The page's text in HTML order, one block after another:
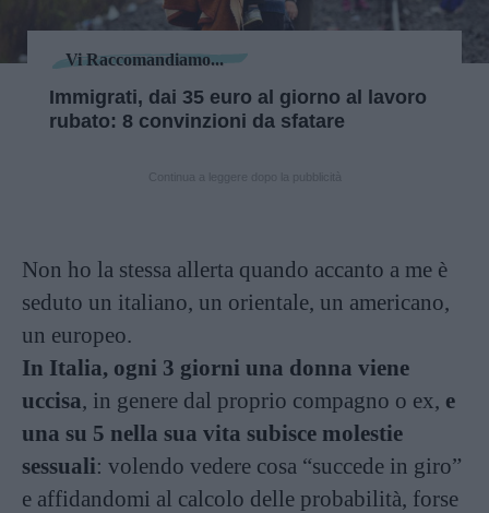
Vi Raccomandiamo...
Immigrati, dai 35 euro al giorno al lavoro
rubato: 8 convinzioni da sfatare
Non ho la stessa allerta quando accanto a me è
seduto un italiano, un orientale, un americano,
un europeo.
In Italia, ogni 3 giorni una donna viene
uccisa, in genere dal proprio compagno o ex, e
una su 5 nella sua vita subisce molestie
sessuali: volendo vedere cosa “succede in giro”
e affidandomi al calcolo delle probabilità, forse